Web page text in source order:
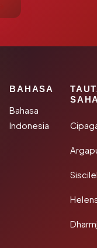
BAHASA
Bahasa
Indonesia